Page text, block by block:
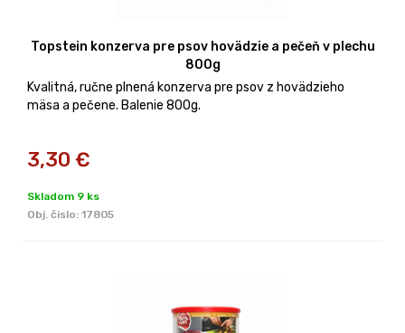
Topstein konzerva pre psov hovädzie a pečeň v plechu
800g
Kvalitná, ručne plnená konzerva pre psov z hovädzieho
mäsa a pečene. Balenie 800g.
3,30 €
Skladom 9 ks
Obj. čislo: 17805